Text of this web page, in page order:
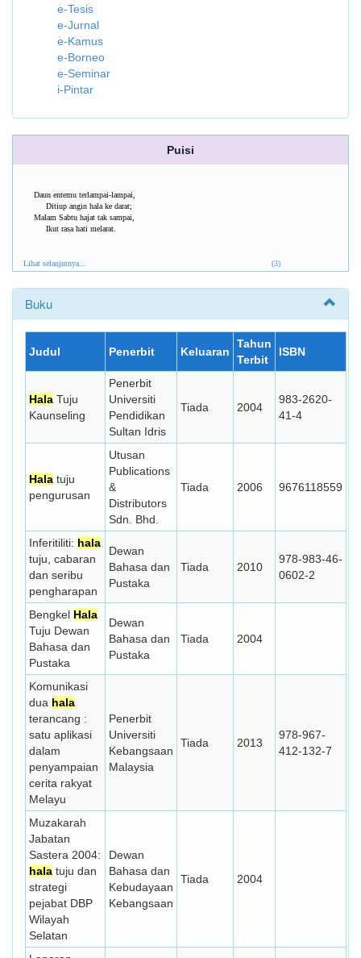
e-Tesis
e-Jurnal
e-Kamus
e-Borneo
e-Seminar
i-Pintar
Puisi
Daun entemu terlampai-lampai,
Ditiup angin hala ke darat;
Malam Sabtu hajat tak sampai,
Ikut rasa hati melarat.
Lihat selanjutnya... (3)
Buku
Judul Penerbit Keluaran
Tahun
Terbit
ISBN
Hala Tuju
Kaunseling
Penerbit
Universiti
Pendidikan
Sultan Idris
Tiada 2004
983-2620-
41-4
Hala tuju
pengurusan
Utusan
Publications
&
Distributors
Sdn. Bhd.
Tiada 2006 9676118559
Inferitiliti: hala
tuju, cabaran
dan seribu
pengharapan
Dewan
Bahasa dan
Pustaka
Tiada 2010
978-983-46-
0602-2
Bengkel Hala
Tuju Dewan
Bahasa dan
Pustaka
Dewan
Bahasa dan
Pustaka
Tiada 2004
Komunikasi
dua hala
terancang :
satu aplikasi
dalam
penyampaian
cerita rakyat
Melayu
Penerbit
Universiti
Kebangsaan
Malaysia
Tiada 2013
978-967-
412-132-7
Muzakarah
Jabatan
Sastera 2004:
hala tuju dan
strategi
pejabat DBP
Wilayah
Selatan
Dewan
Bahasa dan
Kebudayaan
Kebangsaan
Tiada 2004